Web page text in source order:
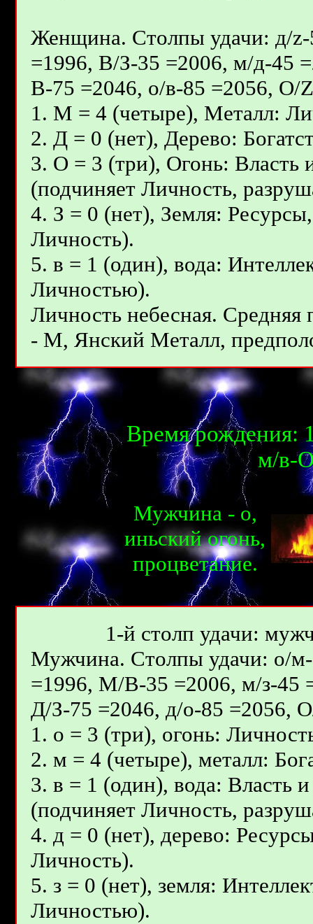
Женщина. Столпы удачи: д/
=1996, В/З-35 =2006, м/д-45
В-75 =2046, о/в-85 =2056, О/
1. М = 4 (четыре), Металл:
2. Д = 0 (нет), Дерево:
3. О = 3 (три), Огонь: Власть
(подчиняет Личность,
4. З = 0 (нет), Земля:
Личность).
5. в = 1 (один), вода:
Личностью).
Личность небесная.
- М, Янcкий Meтaлл,
Время рождения:
м/в-
Мужчина - о,
иньcкий огонь,
процветаниe.
1-й столп удачи:
Мужчина. Столпы удачи: о/м-
=1996, М/В-35 =2006, м/з-45
Д/З-75 =2046, д/о-85 =2056,
1. о = 3 (три), огонь:
2. м = 4 (четыре), металл:
3. в = 1 (один), вода: Власть
(подчиняет Личность,
4. д = 0 (нет), дерево:
Личность).
5. з = 0 (нет), земля:
Личностью).